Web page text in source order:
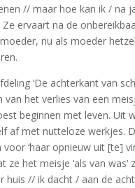
// maar hoe kan ik / na
Ze ervaart na de
nu als moeder
‘De achterkant van
van het verlies van een
beginnen met leven. Uit
af met nutteloze werkjes.
‘haar opnieuw uit [te]
ze het meisje ‘als van was’
huis // ik dacht / aan de